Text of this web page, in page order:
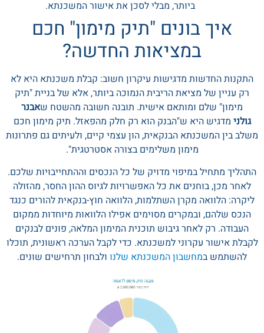
ביותר, מבלי לסכן את אישור המשכנתא.
איך בונים "תיק מימון" חכם
במציאות החדשה?
התקנות החדשות מדגישות עיקרון חשוב: קבלת משכנתא היא לא
רק עניין של מציאת הריבית הנמוכה ביותר, אלא של בניית "תיק
מימון" שלם ומותאם אישית. תובנה חשובה מהשטח שאבנר
גולני מדגיש היא ש"הבנק הוא רק חלק מהפאזל. תיק מימון חכם
משלב בין המשכנתא הבנקאית, הון עצמי קיים, ולעיתים גם פתרונות
מימון משלימים בצורה אסטרטגית".
התהליך מתחיל במיפוי מדויק של כל הנכסים וההתחייבויות שלכם.
לאחר מכן, בוחנים את כל האפשרויות לגיוס ההון החסר, מהזולה
ליקרה: הלוואה מקרן השתלמות, הלוואה חוץ-בנקאית להורים כנגד
הנכס שלהם, ובמקרים מסוימים אפילו הלוואות מיוחדות ממקום
העבודה. רק לאחר גיבוש תוכנית המימון המלאה, פונים לבנקים
לקבלת אישור עקרוני למשכנתא. כדי לקבל הערכה ראשונית, תוכלו
להשתמש במחשבון המשכנתא שלנו ולבחון תרחישים שונים.